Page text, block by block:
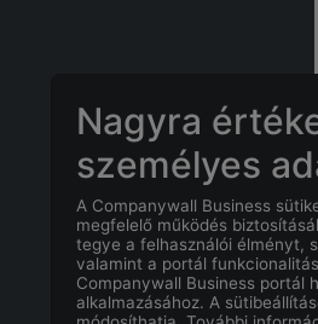
Nagyra
személyes
A Companywall Business
megfelelő működés
tegye a felhasználói élményt,
valamint a portál
Companywall Business portál
alkalmazásához. A